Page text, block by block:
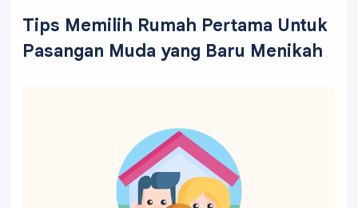
Tips Memilih Rumah Pertama Untuk
Pasangan Muda yang Baru Menikah